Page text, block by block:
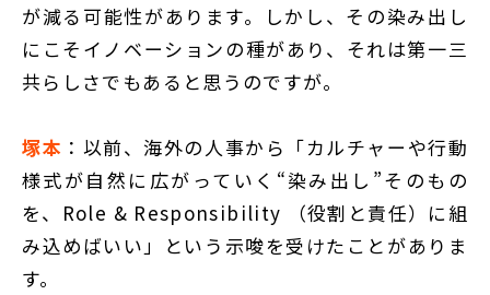
が減る可能性があります。しかし、その染み出し
にこそイノベーションの種があり、それは第一三
共らしさでもあると思うのですが。
塚本 ：以前、海外の人事から「カルチャーや行動
様式が自然に広がっていく“染み出し”そのもの
を、Role & Responsibility （役割と責任）に組
み込めばいい」という示唆を受けたことがありま
す。